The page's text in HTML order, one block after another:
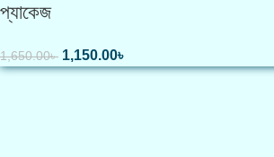
প্যাকেজ
1,650.00৳ 1,150.00৳